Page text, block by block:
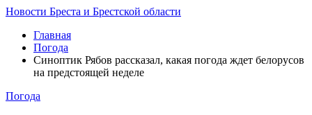
Новости Бреста и Брестской области
Главная
Погода
Синоптик Рябов рассказал, какая погода ждет белорусов
на предстоящей неделе
Погода